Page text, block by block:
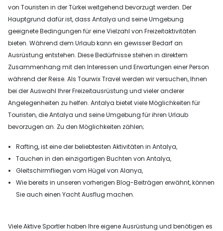
von Touristen in der Türkei weitgehend bevorzugt werden. Der
Hauptgrund dafür ist, dass Antalya und seine Umgebung
geeignete Bedingungen für eine Vielzahl von Freizeitaktivitäten
bieten. Während dem Urlaub kann ein gewisser Bedarf an
Ausrüstung entstehen. Diese Bedürfnisse stehen in direktem
Zusammenhang mit den Interessen und Erwartungen einer Person
während der Reise. Als Tourwix Travel werden wir versuchen, Ihnen
bei der Auswahl Ihrer Freizeitausrüstung und vieler anderer
Angelegenheiten zu helfen. Antalya bietet viele Möglichkeiten für
Touristen, die Antalya und seine Umgebung für ihren Urlaub
bevorzugen an. Zu den Möglichkeiten zählen;
Rafting, ist eine der beliebtesten Aktivitäten in Antalya,
Tauchen in den einzigartigen Buchten von Antalya,
Gleitschirmfliegen vom Hügel von Alanya,
Wie bereits in unseren vorherigen Blog-Beiträgen erwähnt, können
Sie auch einen Yacht Ausflug machen.
Viele Aktive Sportler haben Ihre eigene Ausrüstung und benötigen es